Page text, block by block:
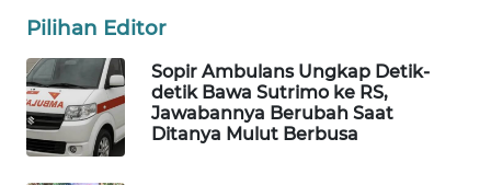
Pilihan Editor
Sopir Ambulans Ungkap Detik-
detik Bawa Sutrimo ke RS,
Jawabannya Berubah Saat
Ditanya Mulut Berbusa
WAHANA
SPORT
WAHANA
UMKM